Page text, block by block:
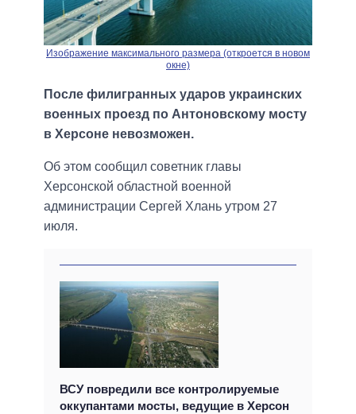
Изображение максимального размера (откроется в новом
окне)
После филигранных ударов украинских
военных проезд по Антоновскому мосту
в Херсоне невозможен.
Об этом сообщил советник главы
Херсонской областной военной
администрации Сергей Хлань утром 27
июля.
ВСУ повредили все контролируемые
оккупантами мосты, ведущие в Херсон